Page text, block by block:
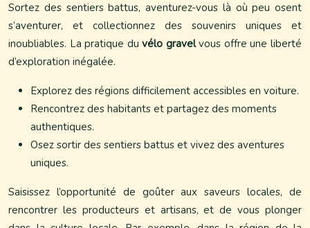
Sortez des sentiers battus, aventurez-vous là où peu osent
s’aventurer, et collectionnez des souvenirs uniques et
inoubliables. La pratique duvélo gravelvous offre une liberté
d’exploration inégalée.
Explorez des régions difficilement accessibles en voiture.
Rencontrez des habitants et partagez des moments
authentiques.
Osez sortir des sentiers battus et vivez des aventures
uniques.
Saisissez l’opportunité de goûter aux saveurs locales, de
rencontrer les producteurs et artisans, et de vous plonger